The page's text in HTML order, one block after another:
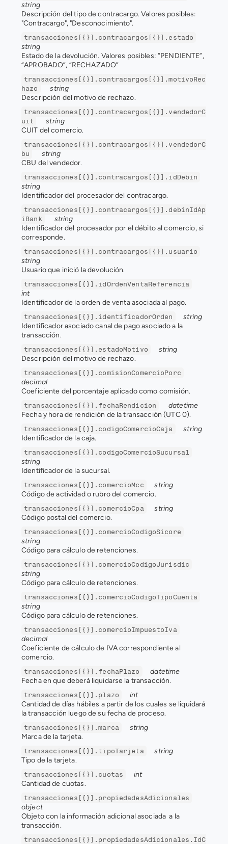
string
Descripción del tipo de contracargo. Valores posibles:
"Contracargo", "Desconocimiento".
transacciones[{}].contracargos[{}].estado
string
Estado de la devolución. Valores posibles: “PENDIENTE”,
“APROBADO”, “RECHAZADO”
transacciones[{}].contracargos[{}].motivoRec
hazo
string
Descripción del motivo de rechazo.
transacciones[{}].contracargos[{}].vendedorC
uit
string
CUIT del comercio.
transacciones[{}].contracargos[{}].vendedorC
bu
string
CBU del vendedor.
transacciones[{}].contracargos[{}].idDebin
string
Identificador del procesador del contracargo.
transacciones[{}].contracargos[{}].debinIdAp
iBank
string
Identificador del procesador por el débito al comercio, si
corresponde.
transacciones[{}].contracargos[{}].usuario
string
Usuario que inició la devolución.
transacciones[{}].idOrdenVentaReferencia
int
Identificador de la orden de venta asociada al pago.
transacciones[{}].identificadorOrden
string
Identificador asociado canal de pago asociado a la
transacción.
transacciones[{}].estadoMotivo
string
Descripción del motivo de rechazo.
transacciones[{}].comisionComercioPorc
decimal
Coeficiente del porcentaje aplicado como comisión.
transacciones[{}].fechaRendicion
datetime
Fecha y hora de rendición de la transacción (UTC 0).
transacciones[{}].codigoComercioCaja
string
Identificador de la caja.
transacciones[{}].codigoComercioSucursal
string
Identificador de la sucursal.
transacciones[{}].comercioMcc
string
Código de actividad o rubro del comercio.
transacciones[{}].comercioCpa
string
Código postal del comercio.
transacciones[{}].comercioCodigoSicore
string
Código para cálculo de retenciones.
transacciones[{}].comercioCodigoJurisdic
string
Código para cálculo de retenciones.
transacciones[{}].comercioCodigoTipoCuenta
string
Código para cálculo de retenciones.
transacciones[{}].comercioImpuestoIva
decimal
Coeficiente de cálculo de IVA correspondiente al
comercio.
transacciones[{}].fechaPlazo
datetime
Fecha en que deberá liquidarse la transacción.
transacciones[{}].plazo
int
Cantidad de días hábiles a partir de los cuales se liquidará
la transacción luego de su fecha de proceso.
transacciones[{}].marca
string
Marca de la tarjeta.
transacciones[{}].tipoTarjeta
string
Tipo de la tarjeta.
transacciones[{}].cuotas
int
Cantidad de cuotas.
transacciones[{}].propiedadesAdicionales
object
Objeto con la información adicional asociada  a la
transacción.
transacciones[{}].propiedadesAdicionales.IdC